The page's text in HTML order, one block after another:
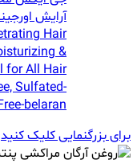
برای بزرگنمایی کلیک کنید